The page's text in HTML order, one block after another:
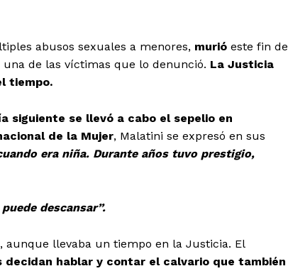
abusos sexuales a menores, murió este fin de
de las víctimas que lo denunció. La Justicia
tiempo.
siguiente se llevó a cabo el sepelio en
de la Mujer, Malatini se expresó en sus
era niña. Durante años tuvo prestigio,
descansar”.
aunque llevaba un tiempo en la Justicia. El
decidan hablar y contar el calvario que también